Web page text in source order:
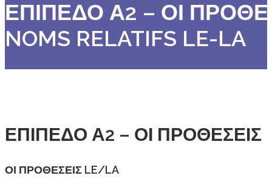
ΕΠΙΠΕΔΟ Α2 – ΟΙ
NOMS RELATIFS LE-LA
ΕΠΙΠΕΔΟ Α2 – ΟΙ ΠΡΟΘΕΣΕΙΣ
ΟΙ ΠΡΟΘΕΣΕΙΣ LE/LA